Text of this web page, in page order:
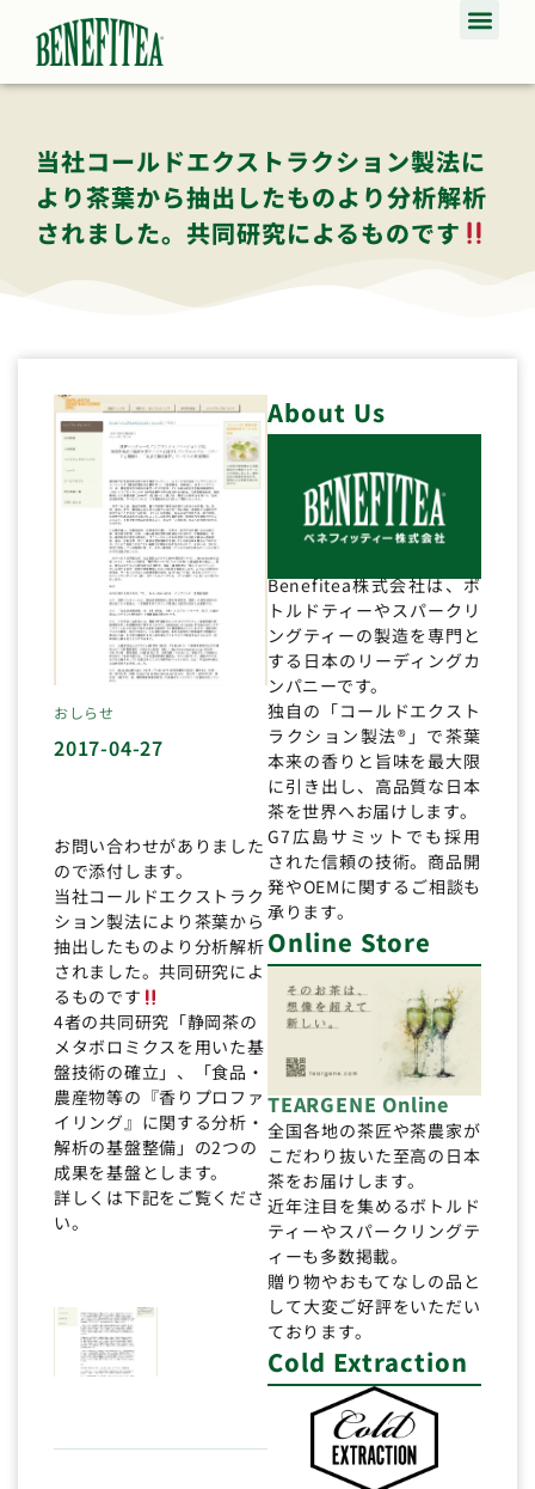
当社コールドエクストラクション製法に
より茶葉から抽出したものより分析解析
されました。共同研究によるものです
おしらせ
2017-04-27
お問い合わせがありました
ので添付します。
当社コールドエクストラク
ション製法により茶葉から
抽出したものより分析解析
されました。共同研究によ
るものです
4者の共同研究「静岡茶の
メタボロミクスを用いた基
盤技術の確立」、「食品・
農産物等の『香りプロファ
イリング』に関する分析・
解析の基盤整備」の2つの
成果を基盤とします。
詳しくは下記をご覧くださ
い。
About Us
Benefitea株式会社は、ボ
トルドティーやスパークリ
ングティーの製造を専門と
する日本のリーディングカ
ンパニーです。
独自の「コールドエクスト
ラクション製法®」で茶葉
本来の香りと旨味を最大限
に引き出し、高品質な日本
茶を世界へお届けします。
G7広島サミットでも採用
された信頼の技術。商品開
発やOEMに関するご相談も
承ります。
Online Store
TEARGENE Online
全国各地の茶匠や茶農家が
こだわり抜いた至高の日本
茶をお届けします。
近年注目を集めるボトルド
ティーやスパークリングテ
ィーも多数掲載。
贈り物やおもてなしの品と
して大変ご好評をいただい
ております。
Cold Extraction